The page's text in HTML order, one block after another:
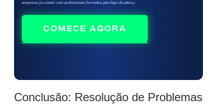
empresas já contam com profissionais formados pela Agro Academy.
COMECE AGORA
Conclusão: Resolução de Problemas